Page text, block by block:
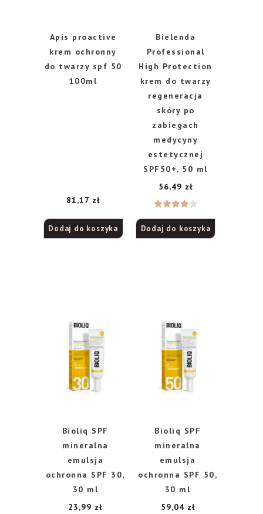
Apis proactive
krem ochronny
do twarzy spf 50
100ml
81,17 zł
Dodaj do koszyka
Bielenda
Professional
High Protection
krem do twarzy
regeneracja
skóry po
zabiegach
medycyny
estetycznej
SPF50+, 50 ml
4na 5
56,49 zł
Dodaj do koszyka
Bioliq SPF
mineralna
emulsja
ochronna SPF 30,
30 ml
23,99 zł
Bioliq SPF
mineralna
emulsja
ochronna SPF 50,
30 ml
59,04 zł